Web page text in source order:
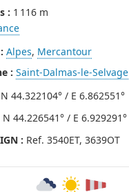
: 1 116 m
Alpes, Mercantour
: Saint-Dalmas-le-Selvage
N 44.322104° / E 6.862551°
N 44.226541° / E 6.929291°
: Ref. 3540ET, 3639OT